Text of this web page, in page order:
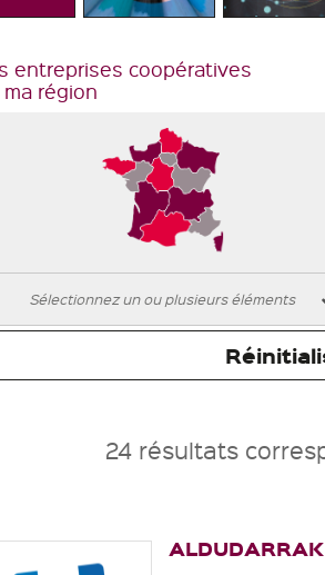
entreprises coopératives
région
24 résultats